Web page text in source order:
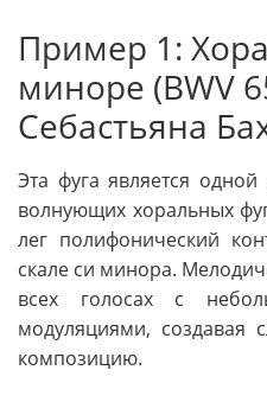
Пример 1:
миноре (BWV
Себастьяна
Эта фуга является
волнующих хоральных
лег полифонический
скале си минора.
всех голосах с
модуляциями,
композицию.